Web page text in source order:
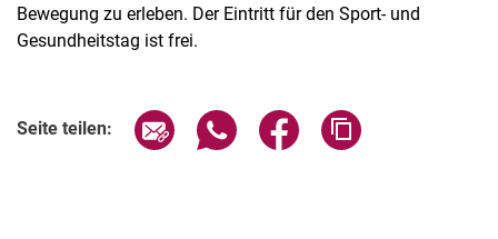
Bewegung zu erleben. Der Eintritt für den Sport- und
Gesundheitstag ist frei.
Seite teilen: Seite über E-Mail teilen
Seite über WhatsApp teilen
Seite über Facebook